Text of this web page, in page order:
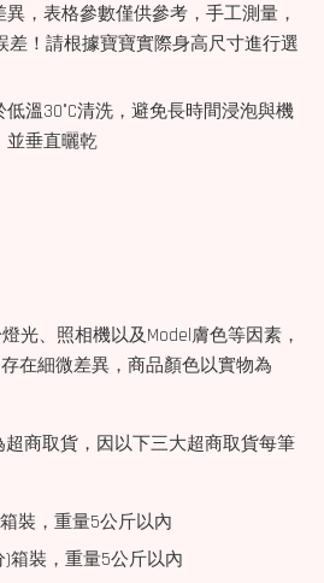
，表格參數僅供參考，手工測量，
差！請根據寶寶實際身高尺寸進行選
溫30°C清洗，避免長時間浸泡與機
並垂直曬乾
光、照相機以及Model膚色等因素，
在細微差異，商品顏色以實物為
商取貨，因以下三大超商取貨每筆
裝，重量5公斤以內
箱裝，重量5公斤以內